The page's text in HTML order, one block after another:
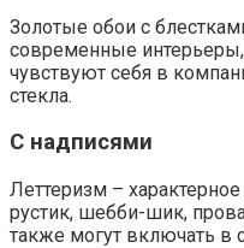
Золотые обои с
современные
чувствуют себя в
стекла.
С надписями
Леттеризм –
рустик, шебби-шик,
также могут включать в